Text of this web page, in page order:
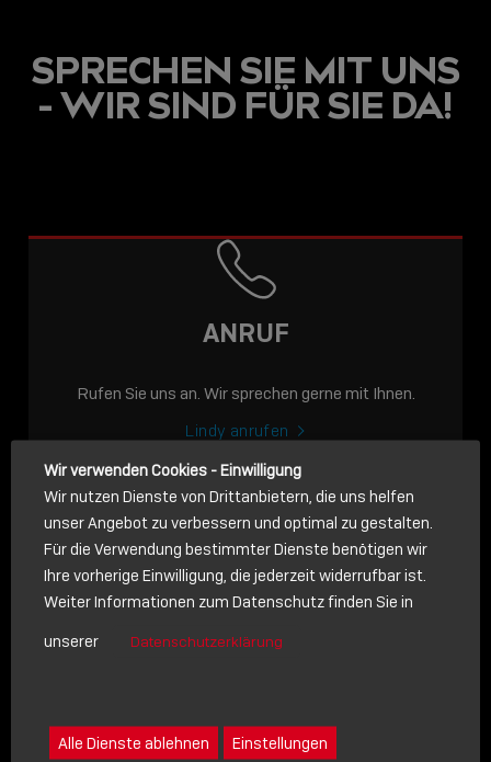
USB-C ÜBER LANGE
DISTANZEN: AKTIVE
USB-C-KABEL FÜR
STABILE 10 GBIT/S BIS
LINDY ACADEMY
SPRECHEN SIE MIT UNS
- WIR SIND FÜR SIE DA!
ANRUF
Rufen Sie uns an. Wir sprechen gerne mit Ihnen.
Lindy anrufen
NACHRICHT
Schreiben Sie lieber? Dann schicken Sie uns gerne eine
Wir verwenden Cookies - Einwilligung
Wir nutzen Dienste von Drittanbietern, die uns helfen
unser Angebot zu verbessern und optimal zu gestalten.
Für die Verwendung bestimmter Dienste benötigen wir
Ihre vorherige Einwilligung, die jederzeit widerrufbar ist.
Weiter Informationen zum Datenschutz finden Sie in
unserer
Datenschutzerklärung
Alle Dienste ablehnen Einstellungen